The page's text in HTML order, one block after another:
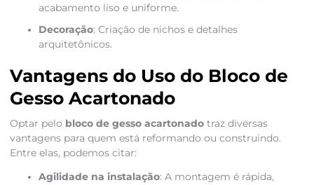
acabamento liso e uniforme.
Decoração: Criação de nichos e detalhes
arquitetônicos.
Vantagens do Uso do Bloco de
Gesso Acartonado
Optar pelo bloco de gesso acartonadotraz diversas
vantagens para quem está reformando ou construindo.
Entre elas, podemos citar:
Agilidade na instalação: A montagem é rápida,